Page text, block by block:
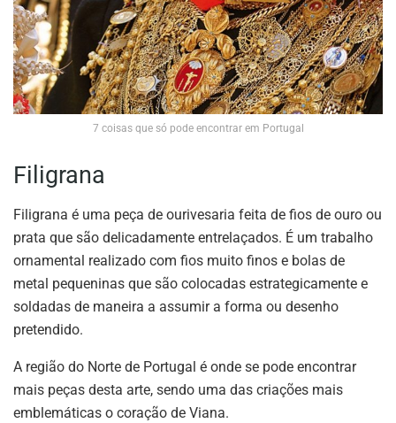
7 coisas que só pode encontrar em Portugal
Filigrana
Filigrana é uma peça de ourivesaria feita de fios de ouro ou
prata que são delicadamente entrelaçados. É um trabalho
ornamental realizado com fios muito finos e bolas de
metal pequeninas que são colocadas estrategicamente e
soldadas de maneira a assumir a forma ou desenho
pretendido.
A região do Norte de Portugal é onde se pode encontrar
mais peças desta arte, sendo uma das criações mais
emblemáticas o coração de Viana.